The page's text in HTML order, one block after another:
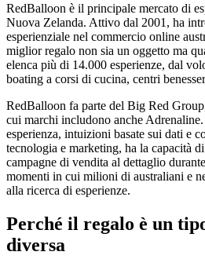
RedBalloon è il principale mercato di
Nuova Zelanda. Attivo dal 2001, ha
esperienziale nel commercio online
miglior regalo non sia un oggetto ma
elenca più di 14.000 esperienze, dal
boating a corsi di cucina, centri
RedBalloon fa parte del Big Red
cui marchi includono anche
esperienza, intuizioni basate sui dati e
tecnologia e marketing, ha la capacità
campagne di vendita al dettaglio
momenti in cui milioni di australiani e
alla ricerca di esperienze.
Perché il regalo è un
diversa